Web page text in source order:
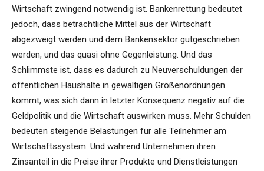
Wirtschaft zwingend notwendig ist. Bankenrettung bedeutet
jedoch, dass beträchtliche Mittel aus der Wirtschaft
abgezweigt werden und dem Bankensektor gutgeschrieben
werden, und das quasi ohne Gegenleistung. Und das
Schlimmste ist, dass es dadurch zu Neuverschuldungen der
öffentlichen Haushalte in gewaltigen Größenordnungen
kommt, was sich dann in letzter Konsequenz negativ auf die
Geldpolitik und die Wirtschaft auswirken muss. Mehr Schulden
bedeuten steigende Belastungen für alle Teilnehmer am
Wirtschaftssystem. Und während Unternehmen ihren
Zinsanteil in die Preise ihrer Produkte und Dienstleistungen